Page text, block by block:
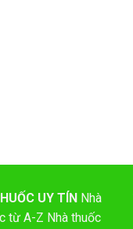
UY TÍN Nhà
từ A-Z Nhà thuốc